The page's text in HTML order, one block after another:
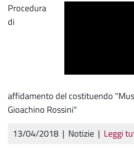
Procedura
di
affidamento del costituendo
Gioachino Rossini"
13/04/2018 | Notizie | Leggi